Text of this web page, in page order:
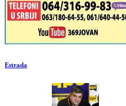
Estrada